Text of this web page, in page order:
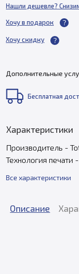
Нашли дешевле?
Хочу в подарок
Хочу скидку
Дополнительные
Бесплатная
Характеристики
Производитель -
Технология печати
Все характеристики
Описание